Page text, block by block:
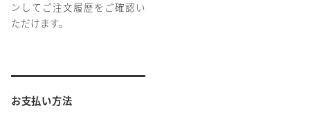
ンしてご注文履歴をご確認い
ただけます。
お支払い方法